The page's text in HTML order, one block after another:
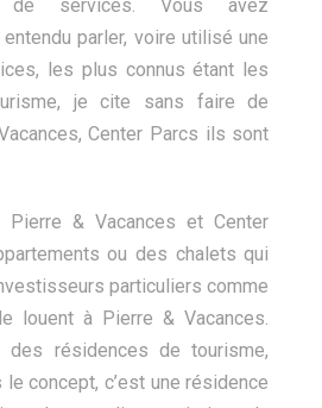
de services. Vous avez
parler, voire utilisé une
les plus connus étant les
je cite sans faire de
Center Parcs ils sont
& Vacances et Center
ou des chalets qui
particuliers comme
louent à Pierre & Vacances.
des résidences de tourisme,
concept, c’est une résidence